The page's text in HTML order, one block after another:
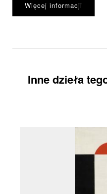
Więcej informacji
Inne dzieła